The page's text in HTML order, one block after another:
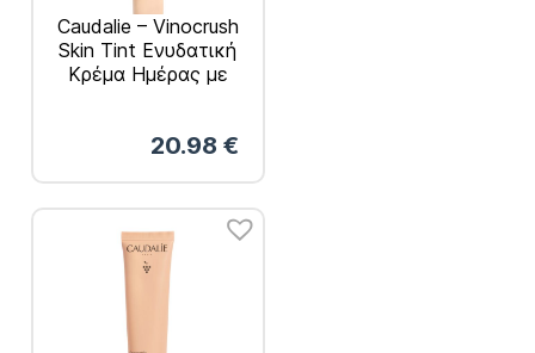
Caudalie – Vinocrush
Skin Tint Ενυδατική
Κρέμα Ημέρας με
20.98 €